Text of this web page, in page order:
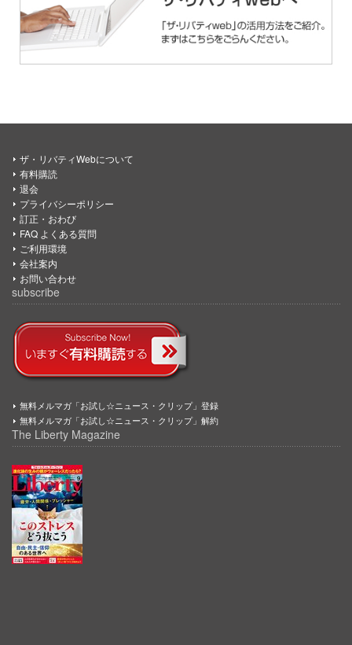
ザ・リバティWebについて
有料購読
退会
プライバシーポリシー
訂正・おわび
FAQ よくある質問
ご利用環境
会社案内
お問い合わせ
subscribe
無料メルマガ「お試し☆ニュース・クリップ」登録
無料メルマガ「お試し☆ニュース・クリップ」解約
The Liberty Magazine